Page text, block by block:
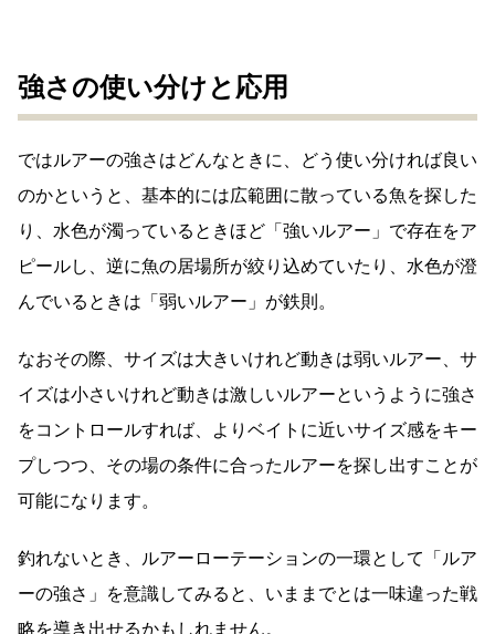
強さの使い分けと応用
ではルアーの強さはどんなときに、どう使い分ければ良い
のかというと、基本的には広範囲に散っている魚を探した
り、水色が濁っているときほど「強いルアー」で存在をア
ピールし、逆に魚の居場所が絞り込めていたり、水色が澄
んでいるときは「弱いルアー」が鉄則。
なおその際、サイズは大きいけれど動きは弱いルアー、サ
イズは小さいけれど動きは激しいルアーというように強さ
をコントロールすれば、よりベイトに近いサイズ感をキー
プしつつ、その場の条件に合ったルアーを探し出すことが
可能になります。
釣れないとき、ルアーローテーションの一環として「ルア
ーの強さ」を意識してみると、いままでとは一味違った戦
略を導き出せるかもしれません。